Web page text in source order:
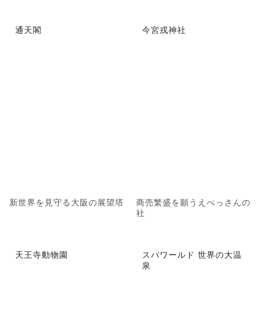
通天閣
新世界を見守る大阪の展望塔
今宮戎神社
商売繁盛を願うえべっさんの
社
天王寺動物園
スパワールド 世界の大温
泉